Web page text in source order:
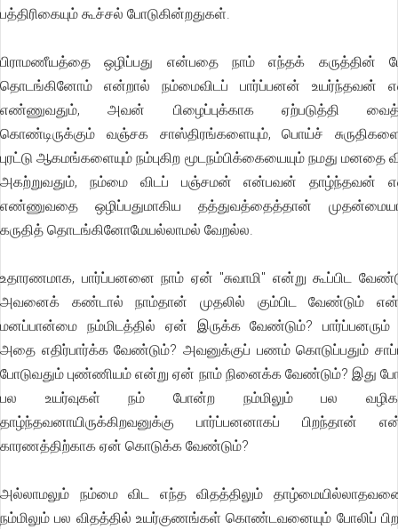
பத்திரிகையும் கூச்சல் போடுகின்றதுகள்.
பிராமணீயத்தை ஒழிப்பது என்பதை நாம் எந்தக் கருத்தின்
தொடங்கினோம் என்றால் நம்மைவிடப் பார்ப்பனன் உயர்ந்தவன்
எண்ணுவதும், அவன் பிழைப்புக்காக ஏற்படுத்தி
கொண்டிருக்கும் வஞ்சக சாஸ்திரங்களையும், பொய்ச்
புரட்டு ஆகமங்களையும் நம்புகிற மூடநம்பிக்கையையும் நமது மனதை
அகற்றுவதும், நம்மை விடப் பஞ்சமன் என்பவன் தாழ்ந்தவன்
எண்ணுவதை ஒழிப்பதுமாகிய தத்துவத்தைத்தான்
கருதித் தொடங்கினோமேயல்லாமல் வேறல்ல.
உதாரணமாக, பார்ப்பனனை நாம் ஏன் "சுவாமி" என்று கூப்பிட
அவனைக் கண்டால் நாம்தான் முதலில் கும்பிட வேண்டும்
மனப்பான்மை நம்மிடத்தில் ஏன் இருக்க வேண்டும்?
அதை எதிர்பார்க்க வேண்டும்? அவனுக்குப் பணம் கொடுப்பதும்
போடுவதும் புண்ணியம் என்று ஏன் நாம் நினைக்க வேண்டும்? இது
பல உயர்வுகள் நம் போன்ற நம்மிலும் பல
தாழ்ந்தவனாயிருக்கிறவனுக்கு பார்ப்பனனாகப் பிறந்தான்
காரணத்திற்காக ஏன் கொடுக்க வேண்டும்?
அல்லாமலும் நம்மை விட எந்த விதத்திலும்
நம்மிலும் பல விதத்தில் உயர்குணங்கள் கொண்டவனையும் போலிப்